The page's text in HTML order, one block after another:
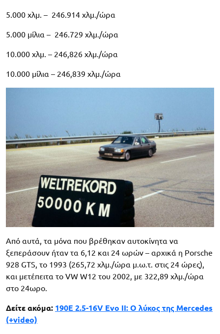
5.000 χλμ. – 246.914 χλμ./ώρα
5.000 μίλια – 246.729 χλμ./ώρα
10.000 χλμ. – 246,826 χλμ./ώρα
10.000 μίλια – 246,839 χλμ./ώρα
Από αυτά, τα μόνα που βρέθηκαν αυτοκίνητα να
ξεπεράσουν ήταν τα 6,12 και 24 ωρών – αρχικά η Porsche
928 GTS, το 1993 (265,72 χλμ./ώρα μ.ω.τ. στις 24 ώρες),
και μετέπειτα το VW W12 του 2002, με 322,89 χλμ./ώρα
στο 24ωρο.
Δείτε ακόμα: 190E 2.5-16V Evo II: Ο λύκος της Mercedes
(+video)